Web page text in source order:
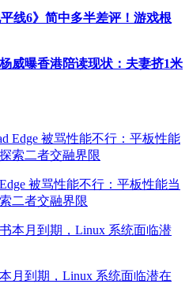
线6》简中多半差评！游戏根
威曝香港陪读现状：夫妻挤1米
被骂性能不行：平板性能当
二者交融界限
月到期，Linux 系统面临潜在